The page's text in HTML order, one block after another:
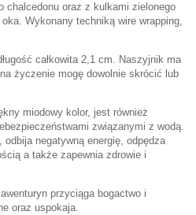
chalcedonu oraz z kulkami zielonego
Wykonany techniką wire wrapping,
całkowita 2,1 cm. Naszyjnik ma
życzenie mogę dowolnie skrócić lub
miodowy kolor, jest również
związanymi z wodą.
negatywną energię, odpędza
a także zapewnia zdrowie i
przyciąga bogactwo i
oraz uspokaja.